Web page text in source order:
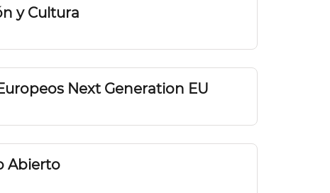
y Cultura
Next Generation EU
Abierto